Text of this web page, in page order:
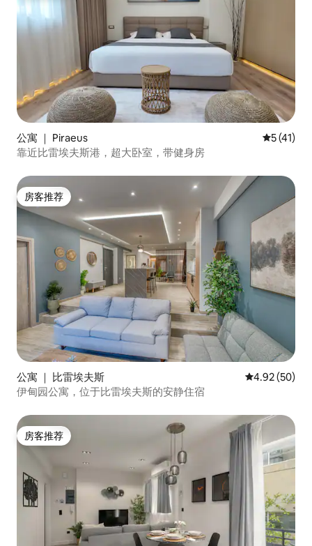
公寓 ｜ Piraeus 平均评分
5 (41)
靠近比雷埃夫斯港，超大卧室，带健身房
房客推荐
房客推荐
公寓 ｜ 比雷埃夫斯 平均评分
4.92 (50)
伊甸园公寓，位于比雷埃夫斯的安静住宿
房客推荐
房客推荐